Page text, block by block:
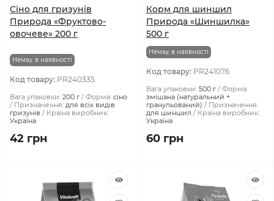
Сіно для гризунів
Природа «Фруктово-
овочеве» 200 г
Немає в наявності
Код товару: PR240335
Вага упаковки: 200 г Форма: сіно
Призначення: для всіх видів
гризунів
Країна виробник:
Україна
42 грн
Корм для шиншил
Природа «Шиншилка»
500 г
Немає в наявності
Код товару: PR241076
Вага упаковки: 500 г
Форма:
змішана (натуральний +
гранульований)
Призначення:
для шиншил
Країна виробник:
Україна
60 грн